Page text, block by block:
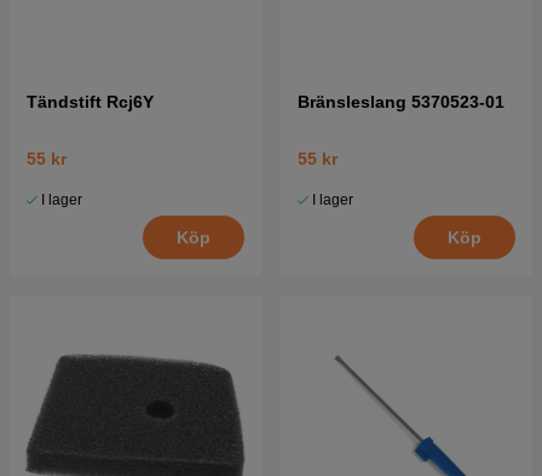
Tändstift Rcj6Y
55 kr
I lager
Köp
Bränsleslang 5370523-01
55 kr
I lager
Köp